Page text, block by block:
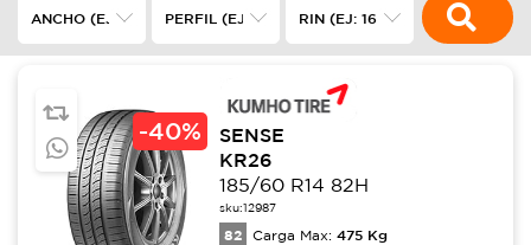
-40%
SENSE
KR26
185/60 R14 82H
sku:12987
82 Carga Max: 475 Kg